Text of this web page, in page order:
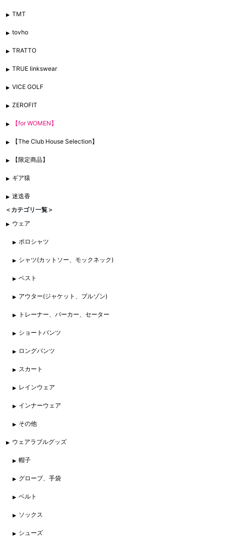
TMT
tovho
TRATTO
TRUE linkswear
VICE GOLF
ZEROFIT
【for WOMEN】
【The Club House Selection】
【限定商品】
ギア猿
迷迭香
＜カテゴリ一覧＞
ウェア
ポロシャツ
シャツ(カットソー、モックネック)
ベスト
アウター(ジャケット、ブルゾン)
トレーナー、パーカー、セーター
ショートパンツ
ロングパンツ
スカート
レインウェア
インナーウェア
その他
ウェアラブルグッズ
帽子
グローブ、手袋
ベルト
ソックス
シューズ